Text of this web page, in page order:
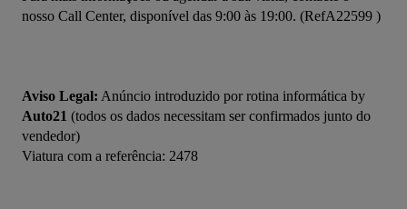
nosso Call Center, disponível das 9:00 às 19:00. (RefA22599 )
Aviso Legal:
Auto21 (todos os dados necessitam ser confirmados junto do
vendedor)